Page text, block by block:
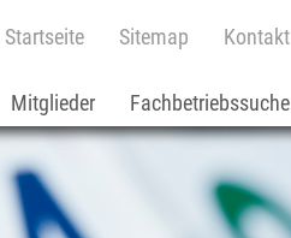
Navigation
Startseite Sitemap Kontakt
Mitglieder Fachbetriebssuche